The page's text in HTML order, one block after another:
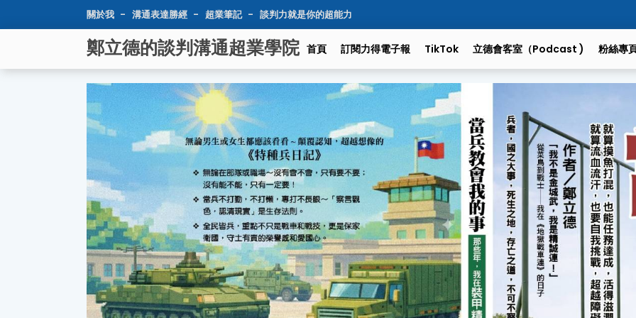
關於我 溝通表達勝經 超業筆記 談判力就是你的超能力
鄭立德的談判溝通超業學院 首頁 訂閱力得電子報 TikTok 立德會客室（podcast ) 粉絲專